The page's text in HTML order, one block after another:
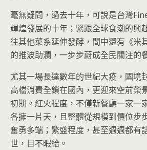
毫無疑問，過去十年，可說是台灣
輝煌發展的十年；緊跟全球食潮的興
往其他菜系延伸發酵，間中還有《米
的推波助瀾，一步步蔚成全民關注的
尤其一場長達數年的世紀大疫，國境
高檔消費全鎖在國內，更迎來空前榮
初期。紅火程度，不僅新餐廳一家一
各擁一片天，且整體從規模到價位步
奮勇多端；繁盛程度，甚至週週都有
世，目不暇給。